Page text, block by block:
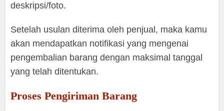
deskripsi/foto.
Setelah usulan diterima oleh penjual, maka kamu
akan mendapatkan notifikasi yang mengenai
pengembalian barang dengan maksimal tanggal
yang telah ditentukan.
Proses Pengiriman Barang